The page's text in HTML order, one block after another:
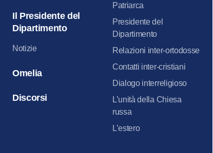
Il Presidente del
Dipartimento
Notizie
Omelia
Discorsi
Patriarca
Presidente del
Dipartimento
Relazioni inter-ortodosse
Contatti inter-cristiani
Dialogo interreligioso
L’unità della Chiesa
russa
L’estero